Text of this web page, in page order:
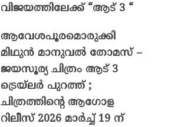
വിജയത്തിലേക്ക് “ആട് 3 “
ആവേശപൂരമൊരുക്കി
മിഥുൻ മാനുവൽ തോമസ് –
ജയസൂര്യ ചിത്രം ആട് 3
ട്രെയ്‌ലർ പുറത്ത് ;
ചിത്രത്തിന്റെ ആഗോള
റിലീസ് 2026 മാർച്ച് 19 ന്